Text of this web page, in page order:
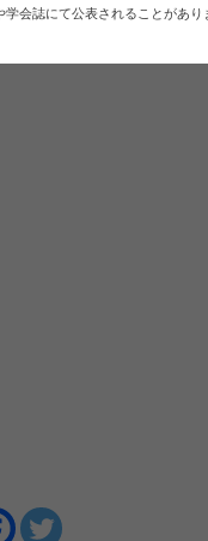
会誌にて公表されることがあり